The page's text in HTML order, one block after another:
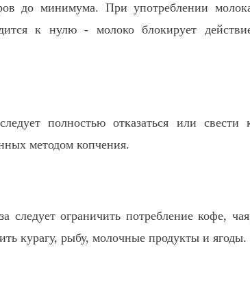
до минимума. При употреблении
к нулю - молоко блокирует
полностью отказаться или свести
методом копчения.
ограничить потребление кофе,
курагу, рыбу, молочные продукты и ягоды.